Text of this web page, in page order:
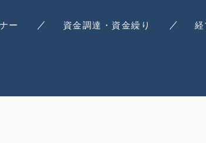
ー 資金調達・資金繰り